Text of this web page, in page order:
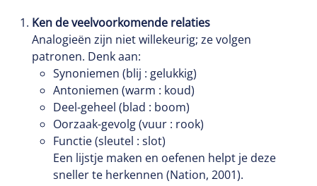
Ken de veelvoorkomende relaties
Analogieën zijn niet willekeurig; ze volgen
patronen. Denk aan:
Synoniemen (blij : gelukkig)
Antoniemen (warm : koud)
Deel-geheel (blad : boom)
Oorzaak-gevolg (vuur : rook)
Functie (sleutel : slot)
Een lijstje maken en oefenen helpt je deze
sneller te herkennen (Nation, 2001).